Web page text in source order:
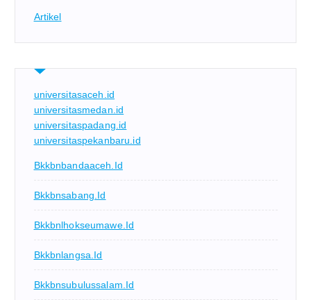
Artikel
universitasaceh.id
universitasmedan.id
universitaspadang.id
universitaspekanbaru.id
Bkkbnbandaaceh.id
Bkkbnsabang.id
Bkkbnlhokseumawe.id
Bkkbnlangsa.id
Bkkbnsubulussalam.id